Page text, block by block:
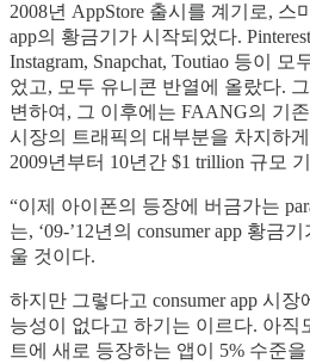
2008년 AppStore 출시를 계기로, 스
app의 황금기가 시작되었다.
Instagram, Snapchat, Toutiao 등이 모
었고, 모두 유니콘 반열에 올랐다.
변하여, 그 이후에는 FAANG의 기
시장의 트래픽의 대부분을 차지하
2009년부터 10년간 $1 trillion 규모
“이제 아이폰의 등장에 버금가는
는, ‘09-’12년의 consumer app 황금
울 것이다.
하지만 그렇다고 consumer app 시
능성이 없다고 하기는 이르다. 아직
트에 새로 등장하는 앱이 5% 수준